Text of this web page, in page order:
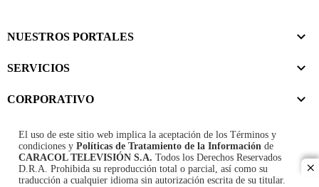
NUESTROS PORTALES
SERVICIOS
CORPORATIVO
El uso de este sitio web implica la aceptación de los Términos y
condiciones y Políticas de Tratamiento de la Información de
CARACOL TELEVISIÓN S.A. Todos los Derechos Reservados
D.R.A. Prohibida su reproducción total o parcial, así como su
traducción a cualquier idioma sin autorización escrita de su titular.